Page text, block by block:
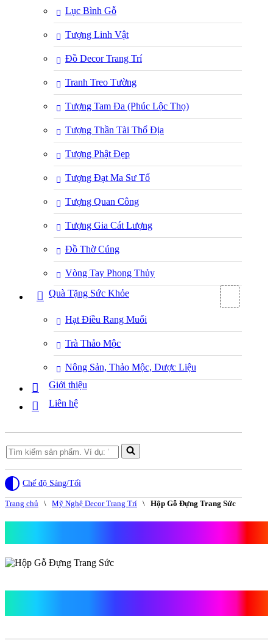
Lục Bình Gỗ
Tượng Linh Vật
Đồ Decor Trang Trí
Tranh Treo Tường
Tượng Tam Đa (Phúc Lộc Thọ)
Tượng Thần Tài Thổ Địa
Tượng Phật Đẹp
Tượng Đạt Ma Sư Tổ
Tượng Quan Công
Tượng Gia Cát Lượng
Đồ Thờ Cúng
Vòng Tay Phong Thủy
Quà Tặng Sức Khỏe
Hạt Điều Rang Muối
Trà Thảo Mộc
Nông Sản, Thảo Mộc, Dược Liệu
Giới thiệu
Liên hệ
Search
for...
Chế độ Sáng/Tối
Trang chủ \ Mỹ Nghệ Decor Trang Trí \ Hộp Gỗ Đựng Trang Sức